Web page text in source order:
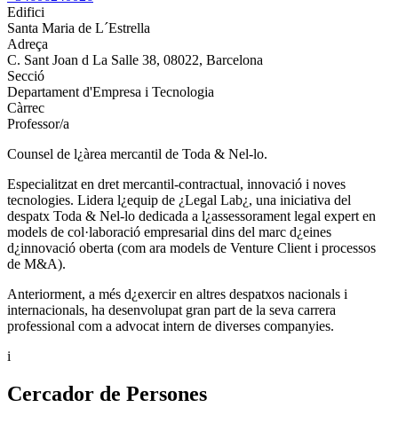
Edifici
Santa Maria de L´Estrella
Adreça
C. Sant Joan d La Salle 38, 08022, Barcelona
Secció
Departament d'Empresa i Tecnologia
Càrrec
Professor/a
Counsel de l¿àrea mercantil de Toda & Nel-lo.
Especialitzat en dret mercantil-contractual, innovació i noves
tecnologies. Lidera l¿equip de ¿Legal Lab¿, una iniciativa del
despatx Toda & Nel-lo dedicada a l¿assessorament legal expert en
models de col·laboració empresarial dins del marc d¿eines
d¿innovació oberta (com ara models de Venture Client i processos
de M&A).
Anteriorment, a més d¿exercir en altres despatxos nacionals i
internacionals, ha desenvolupat gran part de la seva carrera
professional com a advocat intern de diverses companyies.
i
Cercador de Persones